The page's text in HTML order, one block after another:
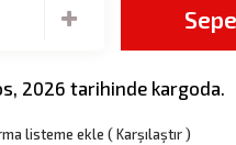
2026 tarihinde kargoda.
listeme ekle (Karşılaştır)